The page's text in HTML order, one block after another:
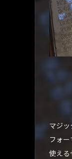
マジ
フォ
使える